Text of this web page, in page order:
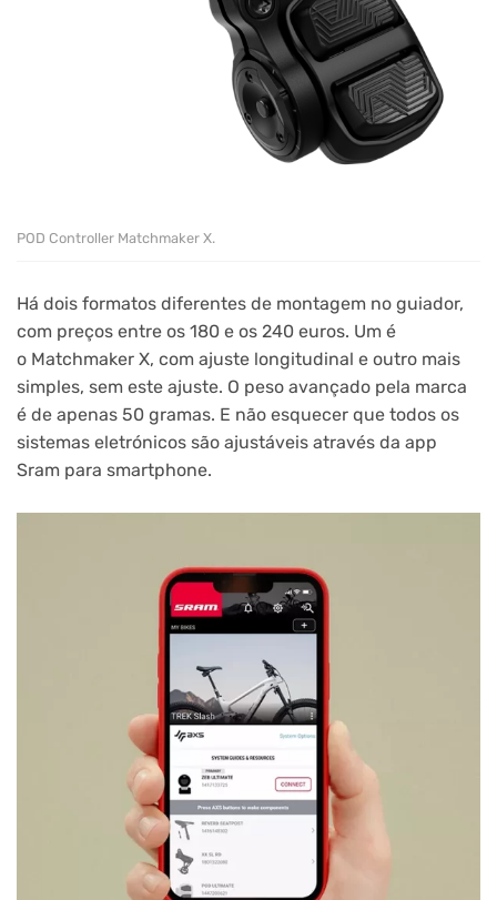
POD Controller Matchmaker X.
Há dois formatos diferentes de montagem no guiador,
com preços entre os 180 e os 240 euros. Um é
o Matchmaker X, com ajuste longitudinal e outro mais
simples, sem este ajuste. O peso avançado pela marca
é de apenas 50 gramas. E não esquecer que todos os
sistemas eletrónicos são ajustáveis através da app
Sram para smartphone.